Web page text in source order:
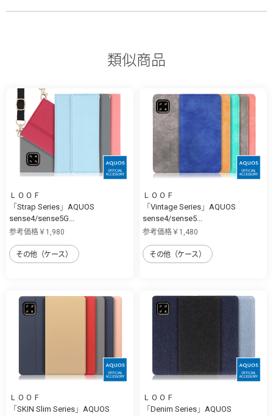
類似商品
ＬＯＯＦ
「Strap Series」AQUOS
sense4/sense5G...
参考価格￥1,980
その他（ケース）
ＬＯＯＦ
「Vintage Series」AQUOS
sense4/sense5...
参考価格￥1,480
その他（ケース）
ＬＯＯＦ
「SKIN Slim Series」AQUOS
ＬＯＯＦ
「Denim Series」AQUOS